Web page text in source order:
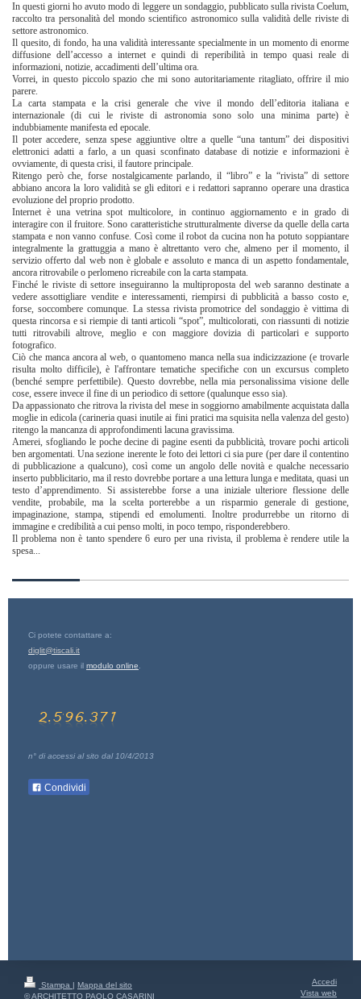
In questi giorni ho avuto modo di leggere un sondaggio, pubblicato sulla rivista Coelum,
raccolto tra personalità del mondo scientifico astronomico sulla validità delle riviste di
settore astronomico.
Il quesito, di fondo, ha una validità interessante specialmente in un momento di enorme
diffusione dell’accesso a internet e quindi di reperibilità in tempo quasi reale di
informazioni, notizie, accadimenti dell’ultima ora.
Vorrei, in questo piccolo spazio che mi sono autoritariamente ritagliato, offrire il mio
parere.
La carta stampata e la crisi generale che vive il mondo dell’editoria italiana e
internazionale (di cui le riviste di astronomia sono solo una minima parte) è
indubbiamente manifesta ed epocale.
Il poter accedere, senza spese aggiuntive oltre a quelle “una tantum” dei dispositivi
elettronici adatti a farlo, a un quasi sconfinato database di notizie e informazioni è
ovviamente, di questa crisi, il fautore principale.
Ritengo però che, forse nostalgicamente parlando, il “libro” e la “rivista” di settore
abbiano ancora la loro validità se gli editori e i redattori sapranno operare una drastica
evoluzione del proprio prodotto.
Internet è una vetrina spot multicolore, in continuo aggiornamento e in grado di
interagire con il fruitore. Sono caratteristiche strutturalmente diverse da quelle della carta
stampata e non vanno confuse. Così come il robot da cucina non ha potuto soppiantare
integralmente la grattuggia a mano è altrettanto vero che, almeno per il momento, il
servizio offerto dal web non è globale e assoluto e manca di un aspetto fondamentale,
ancora ritrovabile o perlomeno ricreabile con la carta stampata.
Finché le riviste di settore inseguiranno la multiproposta del web saranno destinate a
vedere assottigliare vendite e interessamenti, riempirsi di pubblicità a basso costo e,
forse, soccombere comunque. La stessa rivista promotrice del sondaggio è vittima di
questa rincorsa e si riempie di tanti articoli “spot”, multicolorati, con riassunti di notizie
tutti ritrovabili altrove, meglio e con maggiore dovizia di particolari e supporto
fotografico.
Ciò che manca ancora al web, o quantomeno manca nella sua indicizzazione (e trovarle
risulta molto difficile), è l'affrontare tematiche specifiche con un excursus completo
(benché sempre perfettibile). Questo dovrebbe, nella mia personalissima visione delle
cose, essere invece il fine di un periodico di settore (qualunque esso sia).
Da appassionato che ritrova la rivista del mese in soggiorno amabilmente acquistata dalla
moglie in edicola (carineria quasi inutile ai fini pratici ma squisita nella valenza del gesto)
ritengo la mancanza di approfondimenti lacuna gravissima.
Amerei, sfogliando le poche decine di pagine esenti da pubblicità, trovare pochi articoli
ben argomentati. Una sezione inerente le foto dei lettori ci sia pure (per dare il contentino
di pubblicazione a qualcuno), così come un angolo delle novità e qualche necessario
inserto pubblicitario, ma il resto dovrebbe portare a una lettura lunga e meditata, quasi un
testo d’apprendimento. Si assisterebbe forse a una iniziale ulteriore flessione delle
vendite, probabile, ma la scelta porterebbe a un risparmio generale di gestione,
impaginazione, stampa, stipendi ed emolumenti. Inoltre produrrebbe un ritorno di
immagine e credibilità a cui penso molti, in poco tempo, risponderebbero.
Il problema non è tanto spendere 6 euro per una rivista, il problema è rendere utile la
spesa...
Ci potete contattare a:
diglit@tiscali.it
oppure usare il modulo online
n° di accessi al sito dal 10/4/2013
Condividi
Stampa | Mappa del sito
© ARCHITETTO PAOLO CASARINI
Accedi
Vista web